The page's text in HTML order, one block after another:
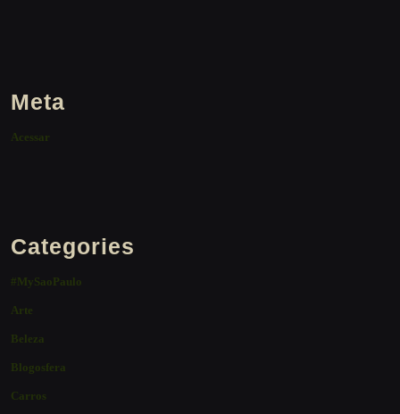
Meta
Acessar
Categories
#MySaoPaulo
Arte
Beleza
Blogosfera
Carros